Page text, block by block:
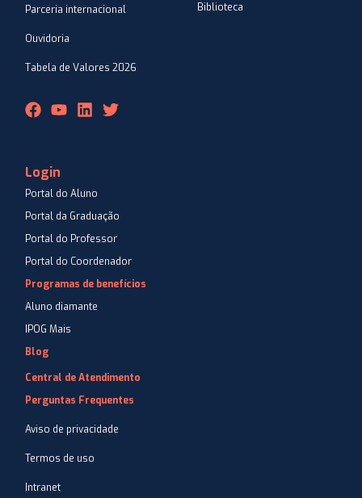
Parceria internacional
Ouvidoria
Tabela de Valores 2026
Biblioteca
Login
Portal do Aluno
Portal da Graduação
Portal do Professor
Portal do Coordenador
Programas de benefícios
Aluno diamante
IPOG Mais
Blog
Central de Atendimento
Perguntas Frequentes
Aviso de privacidade
Termos de uso
Intranet